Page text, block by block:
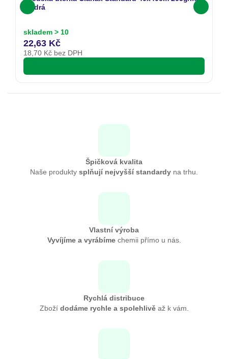
modrá
skladem > 10
22,63 Kč
18,70 Kč bez DPH
Špičková kvalita
Naše produkty splňují nejvyšší standardy na trhu.
Vlastní výroba
Vyvíjíme a vyrábímechemii přímo u nás.
Rychlá distribuce
Zboží dodáme rychle a spolehlivěaž k vám.